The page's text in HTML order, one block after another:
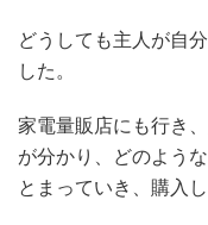
どうしても主人が自
した。
家電量販店にも行き
が分かり、どのよう
とまっていき、購入